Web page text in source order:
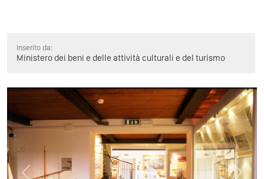
Inserito da:
Ministero dei beni e delle attività culturali e del turismo